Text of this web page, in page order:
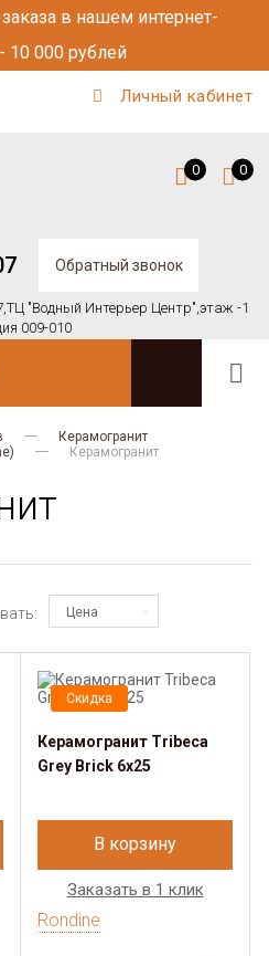
в нашем интернет-
10 000 рублей
Личный кабинет
Обратный звонок
ТЦ "Водный Интерьер Центр",этаж -1
009-010
0 0
Керамогранит
Керамогранит
Цена
Скидка
Керамогранит Tribeca
Grey Brick 6x25
В корзину
Заказать в 1 клик
Rondine